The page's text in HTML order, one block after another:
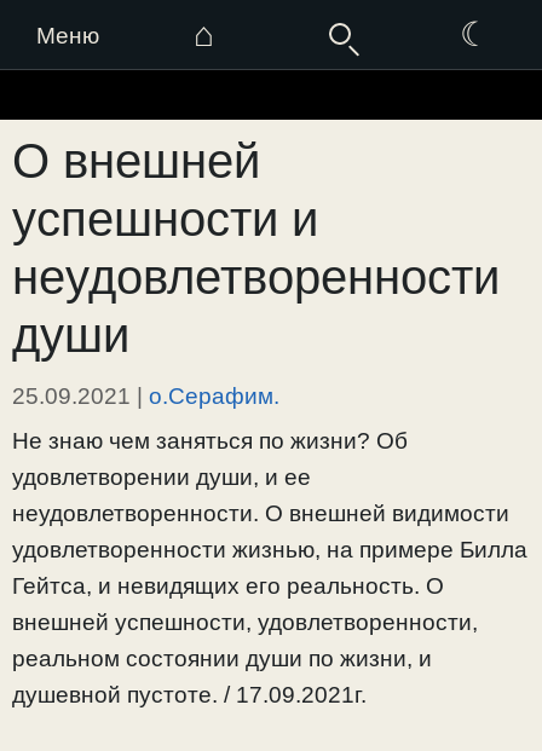
Меню ⌂ ☾
к
содержимому
О внешней
успешности и
неудовлетворенности
души
25.09.2021 | о.Серафим.
Не знаю чем заняться по жизни? Об
удовлетворении души, и ее
неудовлетворенности. О внешней видимости
удовлетворенности жизнью, на примере Билла
Гейтса, и невидящих его реальность. О
внешней успешности, удовлетворенности,
реальном состоянии души по жизни, и
душевной пустоте. / 17.09.2021г.